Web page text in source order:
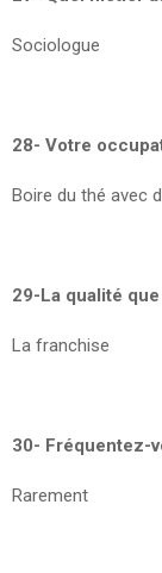
Sociologue
28- Votre
Boire du thé avec
29-La qualité
La franchise
30- Fréquentez-
Rarement